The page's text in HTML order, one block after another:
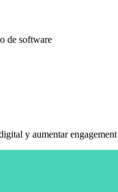
de software
y aumentar engagement